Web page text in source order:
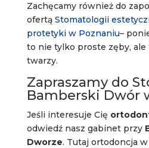
Zachęcamy również do
ofertąStomatologii
protetyki w Poznaniu–
to nie tylko proste zęby, ale
twarzy.
Zapraszamy do
Bamberski Dwór
Jeśli interesuje Cię
odwiedź nasz gabinet przy
Dworze. Tutaj ortodoncja